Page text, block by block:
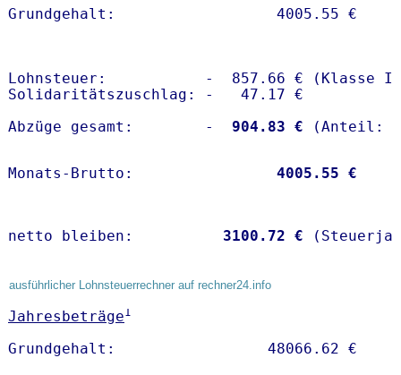
Lohnsteuer:           -  857.66 € (Klasse I)
Solidaritätszuschlag: -   47.17 €
Abzüge gesamt:        -
  904.83 €
Monats-Brutto: 4005.55 €
netto bleiben: 3100.72 €
ausführlicher Lohnsteuerrechner auf rechner24.info
Jahresbeträge1